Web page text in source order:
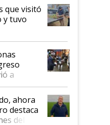
que visitó
y tuvo
a
del
el
ahora
destaca
del